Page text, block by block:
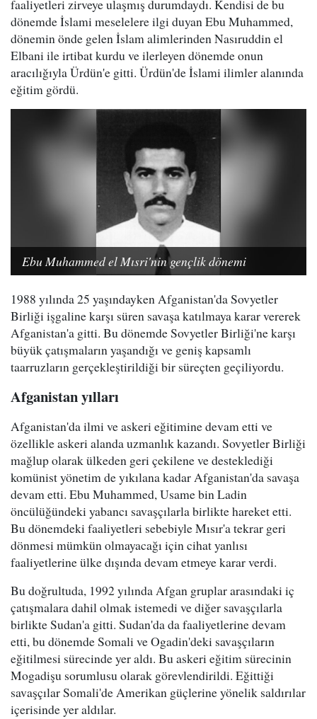
faaliyetleri zirveye ulaşmış durumdaydı. Kendisi de bu
dönemde İslami meselelere ilgi duyan Ebu Muhammed,
dönemin önde gelen İslam alimlerinden Nasıruddin el
Elbani ile irtibat kurdu ve ilerleyen dönemde onun
aracılığıyla Ürdün'e gitti. Ürdün'de İslami ilimler alanında
eğitim gördü.
Ebu Muhammed el Mısri'nin gençlik dönemi
1988 yılında 25 yaşındayken Afganistan'da Sovyetler
Birliği işgaline karşı süren savaşa katılmaya karar vererek
Afganistan'a gitti. Bu dönemde Sovyetler Birliği'ne karşı
büyük çatışmaların yaşandığı ve geniş kapsamlı
taarruzların gerçekleştirildiği bir süreçten geçiliyordu.
Afganistan yılları
Afganistan'da ilmi ve askeri eğitimine devam etti ve
özellikle askeri alanda uzmanlık kazandı. Sovyetler Birliği
mağlup olarak ülkeden geri çekilene ve desteklediği
komünist yönetim de yıkılana kadar Afganistan'da savaşa
devam etti. Ebu Muhammed, Usame bin Ladin
öncülüğündeki yabancı savaşçılarla birlikte hareket etti.
Bu dönemdeki faaliyetleri sebebiyle Mısır'a tekrar geri
dönmesi mümkün olmayacağı için cihat yanlısı
faaliyetlerine ülke dışında devam etmeye karar verdi.
Bu doğrultuda, 1992 yılında Afgan gruplar arasındaki iç
çatışmalara dahil olmak istemedi ve diğer savaşçılarla
birlikte Sudan'a gitti. Sudan'da da faaliyetlerine devam
etti, bu dönemde Somali ve Ogadin'deki savaşçıların
eğitilmesi sürecinde yer aldı. Bu askeri eğitim sürecinin
Mogadişu sorumlusu olarak görevlendirildi. Eğittiği
savaşçılar Somali'de Amerikan güçlerine yönelik saldırılar
içerisinde yer aldılar.